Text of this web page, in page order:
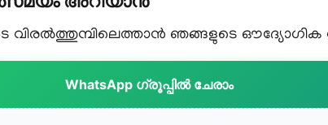
വിരൽത്തുമ്പിലെത്താൻ ഞങ്ങളുടെ ഔദ്യോഗിക
WhatsApp ഗ്രൂപ്പിൽ ചേരാം